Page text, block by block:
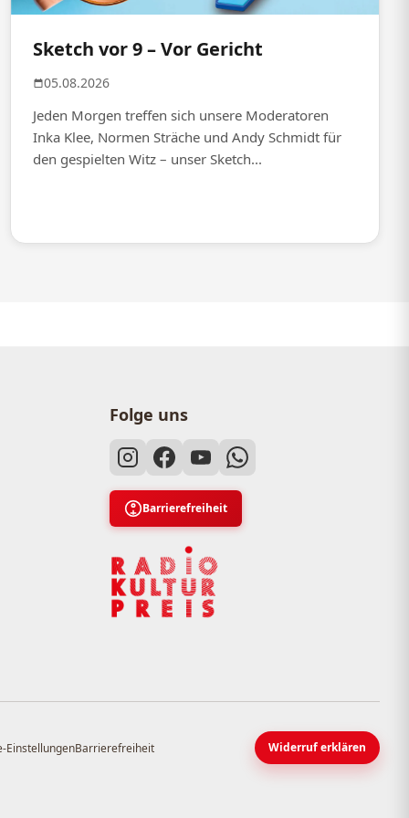
Sketch vor 9 – Vor Gericht
05.08.2026
Jeden Morgen treffen sich unsere Moderatoren
Inka Klee, Normen Sträche und Andy Schmidt für
den gespielten Witz – unser Sketch...
Folge uns
Barrierefreiheit
EinstellungenBarrierefreiheit Widerruf erklären